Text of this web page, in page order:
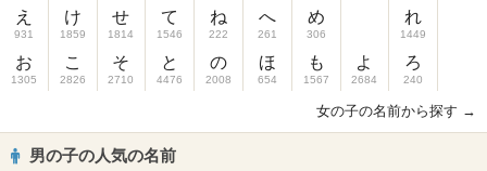
え
931
お
1305
け
1859
こ
2826
せ
1814
そ
2710
て
1546
と
4476
ね
222
の
2008
へ
261
ほ
654
め
306
も
1567
よ
2684
れ
1449
ろ
240
女の子の名前から探す →
男の子の人気の名前